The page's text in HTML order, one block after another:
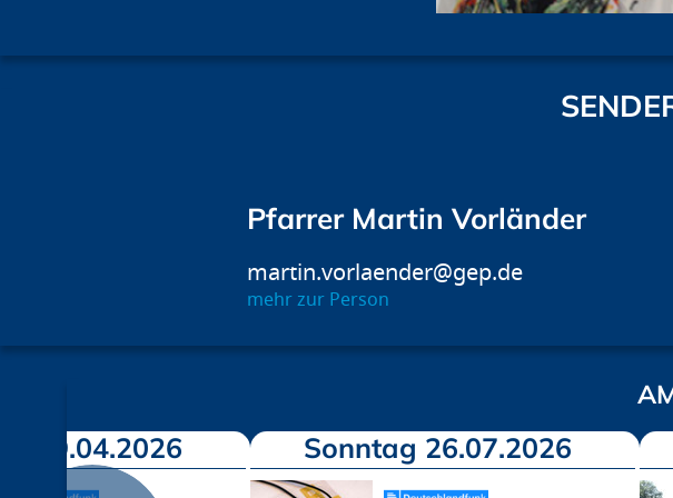
Pfarrer Martin Vorländer
martin.vorlaender@gep.de
mehr zur Person
19.04.2026 Sonntag 26.07.2026